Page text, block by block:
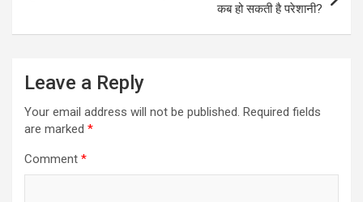
कब हो सकती है परेशानी?
Leave a Reply
Your email address will not be published. Required fields
are marked *
Comment *